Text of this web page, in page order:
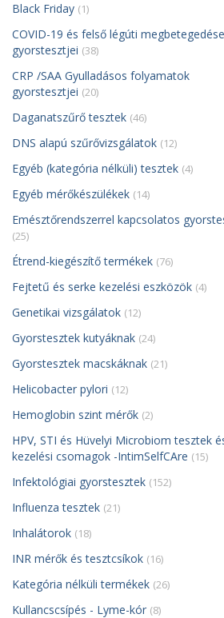
Black Friday (1)
COVID-19 és felső légúti
gyorstesztjei (38)
CRP /SAA Gyulladásos folyamatok
gyorstesztjei (20)
Daganatszűrő tesztek (46)
DNS alapú szűrővizsgálatok (12)
Egyéb (kategória nélküli) tesztek (4)
Egyéb mérőkészülékek (14)
Emésztőrendszerrel kapcsolatos
(25)
Étrend-kiegészítő termékek (76)
Fejtetű és serke kezelési eszközök (4)
Genetikai vizsgálatok (12)
Gyorstesztek kutyáknak (24)
Gyorstesztek macskáknak (21)
Helicobacter pylori (12)
Hemoglobin szint mérők (2)
HPV, STI és Hüvelyi Microbiom tesztek
kezelési csomagok -IntimSelfCAre (15)
Infektológiai gyorstesztek (152)
Influenza tesztek (21)
Inhalátorok (18)
INR mérők és tesztcsíkok (16)
Kategória nélküli termékek (26)
Kullancscsípés - Lyme-kór (8)